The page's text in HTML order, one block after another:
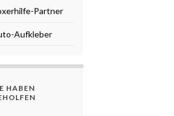
Partner
Aufkleber
HABEN